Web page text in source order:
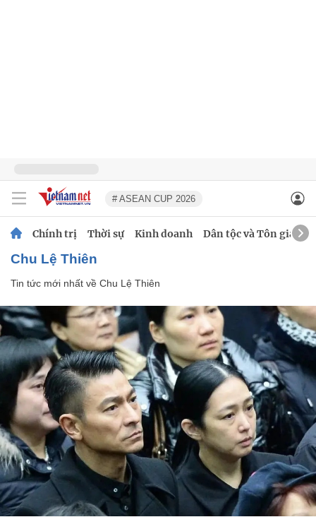
# ASEAN CUP 2026
Chính trị Thời sự Kinh doanh Dân tộc và Tôn giáo
Chu Lệ Thiên
Tin tức mới nhất về Chu Lệ Thiên